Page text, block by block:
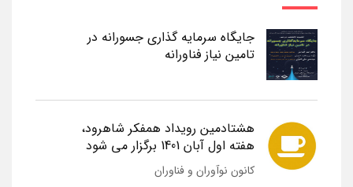
جایگاه سرمایه گذاری جسورانه در
تامین نیاز فناورانه
هشتادمین رویداد همفکر شاهرود،
هفته اول آبان 1401 برگزار می شود
کانون نوآوران و فناوران